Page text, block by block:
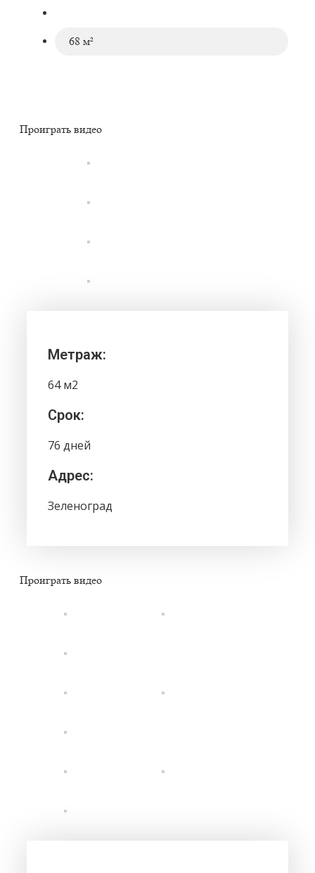
68 м²
Проиграть видео
Метраж:
64 м2
Срок:
76 дней
Адрес:
Зеленоград
Проиграть видео